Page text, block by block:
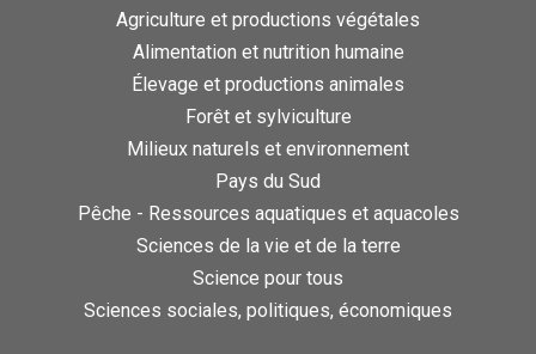
Agriculture et productions végétales
Alimentation et nutrition humaine
Élevage et productions animales
Forêt et sylviculture
Milieux naturels et environnement
Pays du Sud
Pêche - Ressources aquatiques et aquacoles
Sciences de la vie et de la terre
Science pour tous
Sciences sociales, politiques, économiques